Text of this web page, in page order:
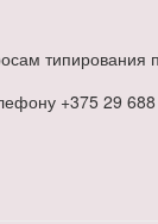
типирования
+375 29